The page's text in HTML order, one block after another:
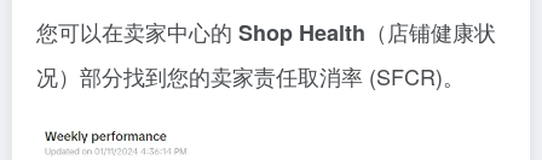
您可以在卖家中心的 Shop Health （店铺健康状
况）部分找到您的卖家责任取消率 (SFCR)。